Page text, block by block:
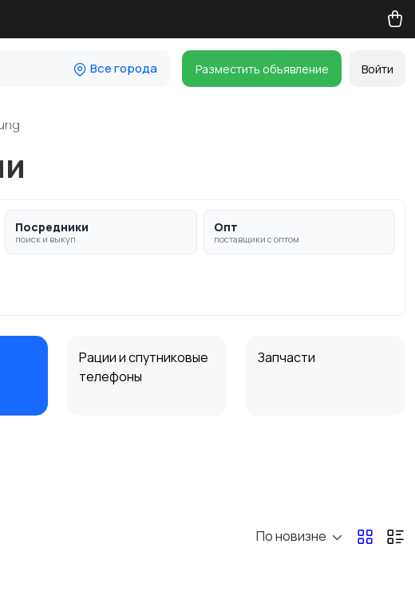
Все города Разместить объявление Войти
Посредники
поиск и выкуп
Опт
поставщики с оптом
Рации и спутниковые
телефоны
Запчасти
По новизне